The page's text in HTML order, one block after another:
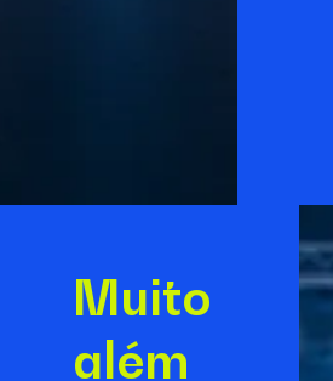
Muito
além